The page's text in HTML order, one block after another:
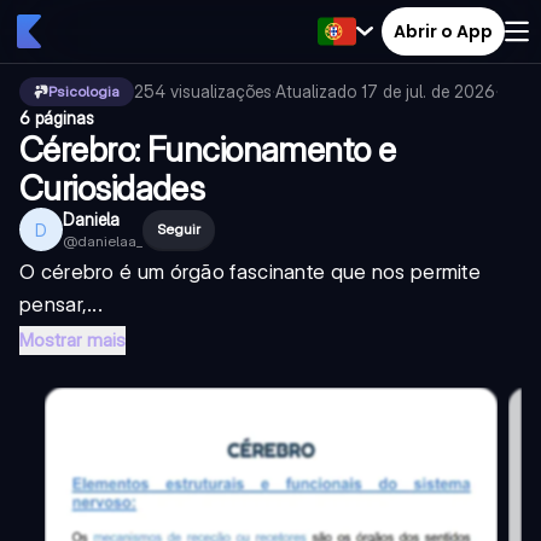
Abrir o App
Psicologia 254 visualizações·Atualizado 17 de jul. de 2026·
6 páginas
Cérebro: Funcionamento e
Curiosidades
D Daniela
@danielaa_
Seguir
O cérebro é um órgão fascinante que nos permite
pensar,...
Mostrar mais